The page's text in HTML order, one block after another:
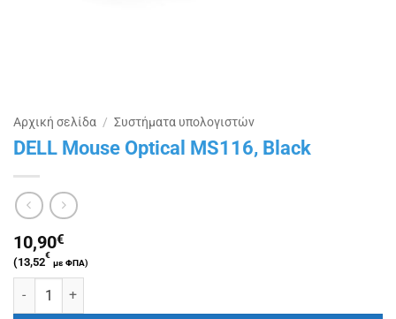
Αρχική σελίδα / Συστήματα υπολογιστών
DELL Mouse Optical MS116, Black
10,90€
(13,52
€
με ΦΠΑ)
DELL Mouse Optical MS116, Black ποσότητα